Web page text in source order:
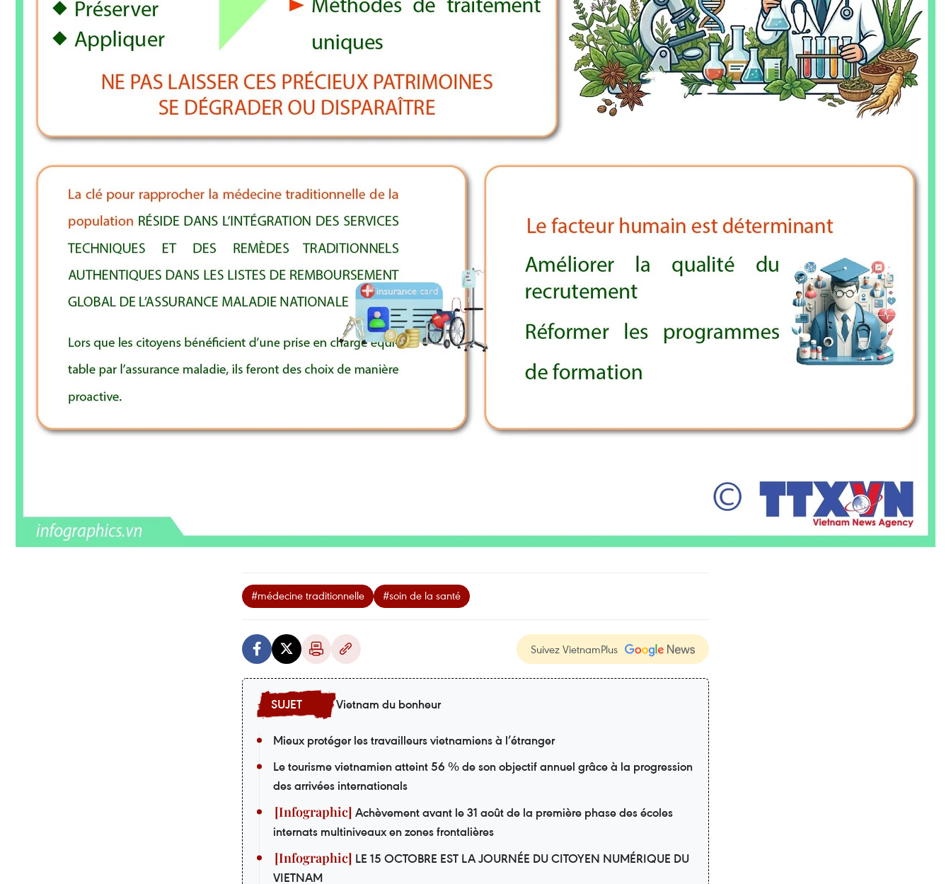
#médecine traditionnelle #soin de la santé
Suivez VietnamPlus
Vietnam du bonheur
Mieux protéger les travailleurs vietnamiens à l’étranger
Le tourisme vietnamien atteint 56 % de son objectif annuel grâce à la progression
des arrivées internationals
Achèvement avant le 31 août de la première phase des écoles
internats multiniveaux en zones frontalières
LE 15 OCTOBRE EST LA JOURNÉE DU CITOYEN NUMÉRIQUE DU
VIETNAM